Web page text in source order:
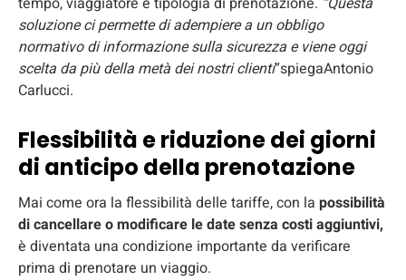
soluzione ci permette di adempiere a un obbligo
normativo di informazione sulla sicurezza e viene oggi
scelta da più della metà dei nostri clienti“spiegaAntonio
Carlucci.
Flessibilità e riduzione dei giorni
di anticipo della prenotazione
Mai come ora la flessibilità delle tariffe, con la possibilità
di cancellare o modificare le date senza costi aggiuntivi,
è diventata una condizione importante da verificare
prima di prenotare un viaggio.